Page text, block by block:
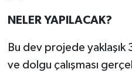
NELER YAPILACAK?
Bu dev projede
ve dolgu çalışması